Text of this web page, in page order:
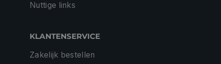
Nuttige links
KLANTENSERVICE
Zakelijk bestellen